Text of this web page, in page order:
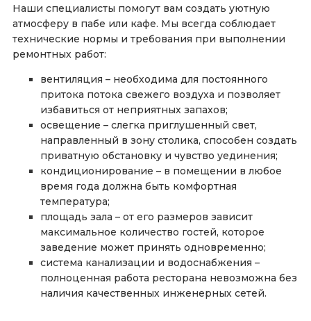
Наши специалисты помогут вам создать уютную
атмосферу в пабе или кафе. Мы всегда соблюдает
технические нормы и требования при выполнении
ремонтных работ:
вентиляция – необходима для постоянного
притока потока свежего воздуха и позволяет
избавиться от неприятных запахов;
освещение – слегка приглушенный свет,
направленный в зону столика, способен создать
приватную обстановку и чувство уединения;
кондиционирование – в помещении в любое
время года должна быть комфортная
температура;
площадь зала – от его размеров зависит
максимальное количество гостей, которое
заведение может принять одновременно;
система канализации и водоснабжения –
полноценная работа ресторана невозможна без
наличия качественных инженерных сетей.